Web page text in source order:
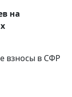
на
взносы в СФР